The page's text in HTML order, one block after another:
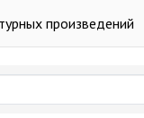
произведений